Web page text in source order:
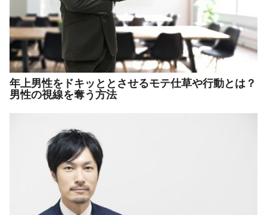
年上男性をドキッととさせるモテ仕草や行動とは？
男性の視線を奪う方法